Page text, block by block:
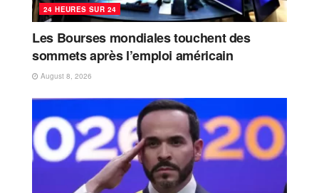
24 HEURES SUR 24
Les Bourses mondiales touchent des
sommets après l’emploi américain
August 8, 2026